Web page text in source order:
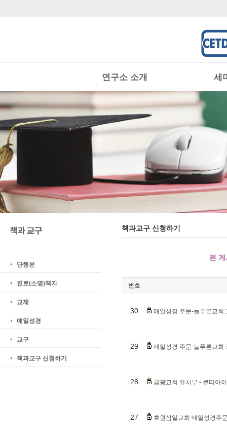
연구소 소개 세
단행본
진로(소명)책자
교재
매일성경
교구
책과교구 신청하기
책과교구 신청하기
본
번호
30 매일성경 주문-늘푸른교회
29 매일성경 주문-늘푸른교회
28 금광교회 유치부 - 큐티아
27 호원삼일교회 매일성경주